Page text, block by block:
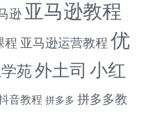
逊 亚马逊教程
程 亚马逊运营教程 优
苑外土司 小红
音教程 拼多多 拼多多教
程 购课钜惠 #